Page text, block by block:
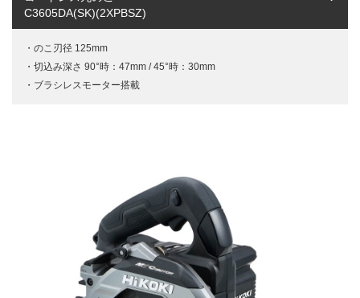
C3605DA(SK)(2XPBSZ)
のこ刃径 125mm
切込み深さ 90°時：47mm / 45°時：30mm
ブラシレスモーター搭載